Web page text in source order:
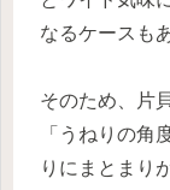
なるケースも
そのため、片
「うねりの角
りにまとまり